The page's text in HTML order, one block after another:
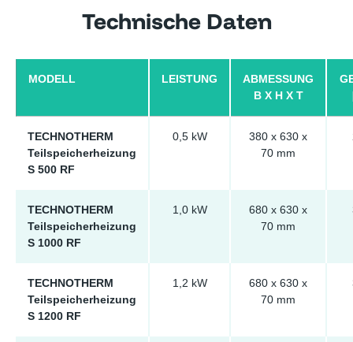
Technische Daten
MODELL LEISTUNG
ABMESSUNG
B X H X T
TECHNOTHERM
Teilspeicherheizung
S 500 RF
0,5 kW
380 x 630 x
70 mm
TECHNOTHERM
Teilspeicherheizung
S 1000 RF
1,0 kW
680 x 630 x
70 mm
TECHNOTHERM
Teilspeicherheizung
S 1200 RF
1,2 kW
680 x 630 x
70 mm